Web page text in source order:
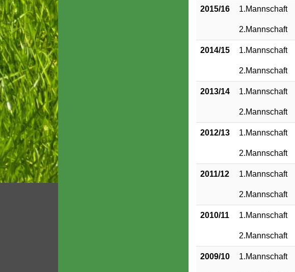
2015/16 1.Mannschaft
2.Mannschaft
2014/15 1.Mannschaft
2.Mannschaft
2013/14 1.Mannschaft
2.Mannschaft
2012/13 1.Mannschaft
2.Mannschaft
2011/12 1.Mannschaft
2.Mannschaft
2010/11 1.Mannschaft
2.Mannschaft
2009/10 1.Mannschaft